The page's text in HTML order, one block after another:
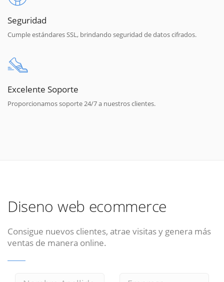
Seguridad
Cumple estándares SSL, brindando seguridad de datos cifrados.
Excelente Soporte
Proporcionamos soporte 24/7 a nuestros clientes.
Diseno web ecommerce
Consigue nuevos clientes, atrae visitas y genera más
ventas de manera online.